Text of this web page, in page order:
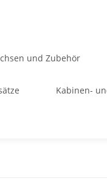
und Zubehör
Kabinen-